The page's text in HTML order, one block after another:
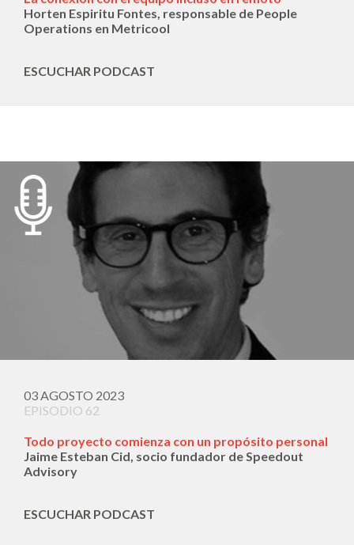
Horten Espiritu Fontes, responsable de People
Operations en Metricool
ESCUCHAR PODCAST
03 AGOSTO 2023
EPISODIO 62
Todo proyecto comienza con un propósito personal
Jaime Esteban Cid, socio fundador de Speedout
Advisory
ESCUCHAR PODCAST